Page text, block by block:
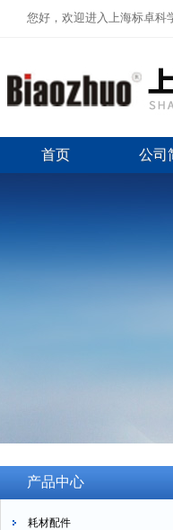
您好，欢迎进入上海标卓科
首页 公司
产品中心
耗材配件